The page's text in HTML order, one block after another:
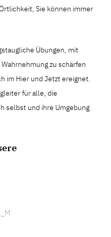
Sie können immer
Übungen, mit
zu schärfen
im Hier und Jetzt ereignet.
für alle, die
selbst und ihre Umgebung